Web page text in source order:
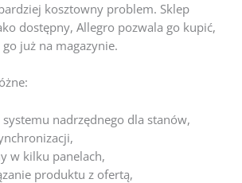
kosztowny problem. Sklep
dostępny, Allegro pozwala go kupić,
już na magazynie.
nadrzędnego dla stanów,
w kilku panelach,
produktu z ofertą,